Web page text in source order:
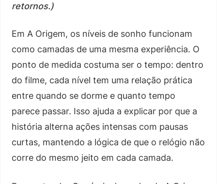
retornos.)
Em A Origem, os níveis de sonho funcionam
como camadas de uma mesma experiência. O
ponto de medida costuma ser o tempo: dentro
do filme, cada nível tem uma relação prática
entre quando se dorme e quanto tempo
parece passar. Isso ajuda a explicar por que a
história alterna ações intensas com pausas
curtas, mantendo a lógica de que o relógio não
corre do mesmo jeito em cada camada.